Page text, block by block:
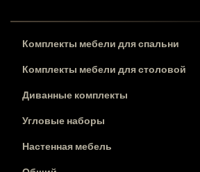
Комплекты мебели для спальни
Комплекты мебели для столовой
Диванные комплекты
Угловые наборы
Настенная мебель